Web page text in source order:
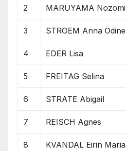
2 MARUYAMA Nozomi
3 STROEM Anna Odine
4 EDER Lisa
5 FREITAG Selina
6 STRATE Abigail
7 REISCH Agnes
8 KVANDAL Eirin Maria